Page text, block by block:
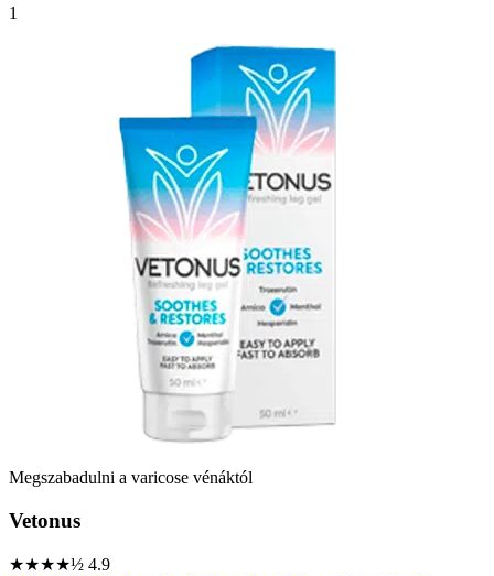
1
Megszabadulni a varicose vénáktól
Vetonus
★★★★½ 4.9